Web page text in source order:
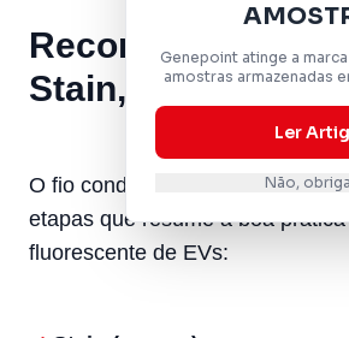
Genepoint atinge a
amostras armazenadas
Ler
Não,
Recomendações
Stain, Purify,
O fio condutor do webinário é um
etapas que resume a boa
fluorescente de EVs: